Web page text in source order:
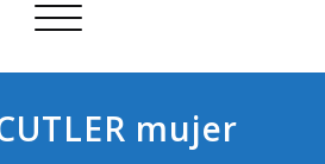
Alternar
mujer